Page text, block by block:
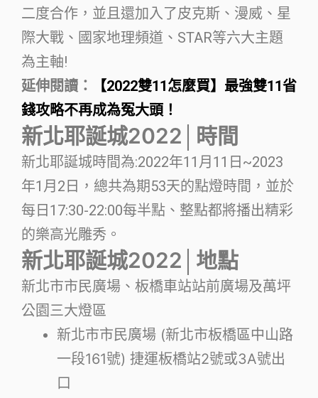
二度合作，並且還加入了皮克斯、漫威、星
際大戰、國家地理頻道、STAR等六大主題
為主軸!
延伸閱讀：
【2022雙11怎麼買】最強雙11省
錢攻略不再成為冤大頭！
新北耶誕城2022│時間
新北耶誕城時間為:2022年11月11日~2023
年1月2日，總共為期53天的點燈時間，並於
每日17:30-22:00每半點、整點都將播出精彩
的樂高光雕秀。
新北耶誕城2022│地點
新北市市民廣場、板橋車站站前廣場及萬坪
公園三大燈區
新北市市民廣場 (新北市板橋區中山路
一段161號) 捷運板橋站2號或3A號出
口